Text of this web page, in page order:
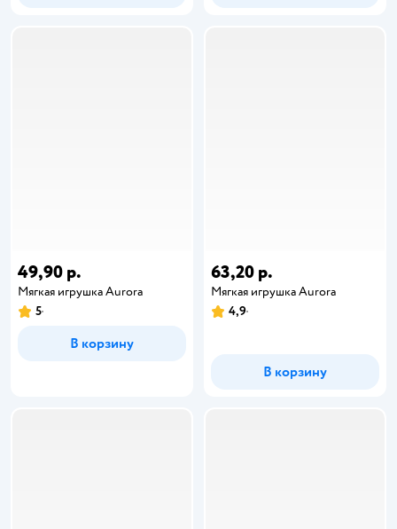
49,90 р.
Мягкая игрушка Aurora
5
В корзину
63,20 р.
Мягкая игрушка Aurora
4,9
В корзину